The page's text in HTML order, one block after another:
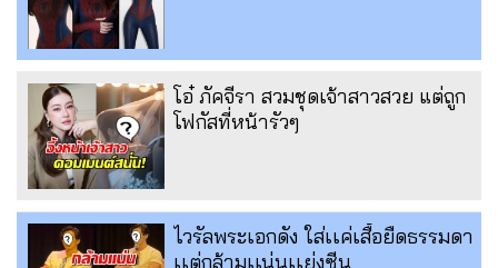
โอ๋ ภัคจีรา สวมชุดเจ้าสาวสวย แต่ถูก
โฟกัสที่หน้ารัวๆ
ไวรัลพระเอกดัง ใส่เเค่เสื้อยืดธรรมดา
เเต่กล้ามเเน่นเเย่งซีน